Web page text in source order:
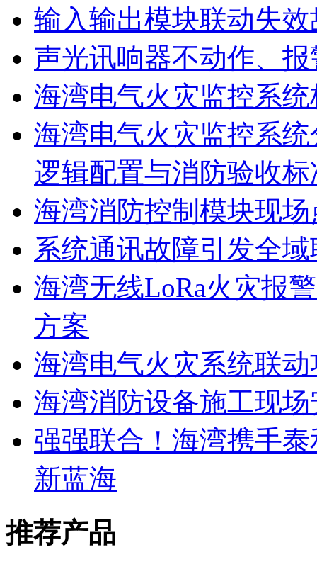
输入输出模块联动失效
声光讯响器不动作、
海湾电气火灾监控系
海湾电气火灾监控系
逻辑配置与消防验收标
海湾消防控制模块现
系统通讯故障引发全
海湾无线LoRa火灾报
方案
海湾电气火灾系统联
海湾消防设备施工现
强强联合！海湾携手
新蓝海
推荐产品